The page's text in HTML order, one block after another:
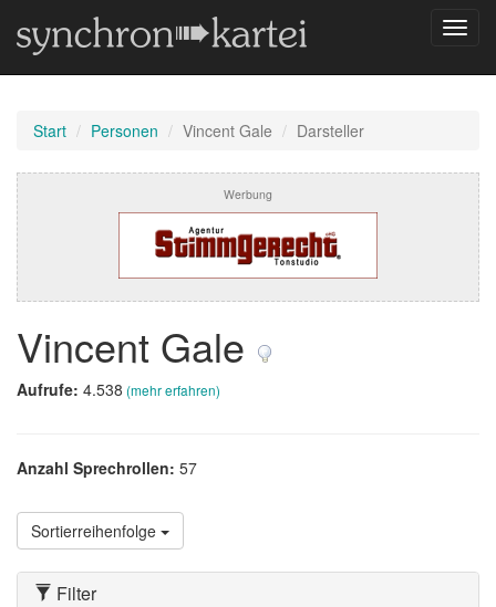
Start Personen Vincent Gale Darsteller
Werbung
Vincent Gale
Aufrufe: 4.538 (mehr erfahren)
Anzahl Sprechrollen: 57
Sortierreihenfolge
Filter